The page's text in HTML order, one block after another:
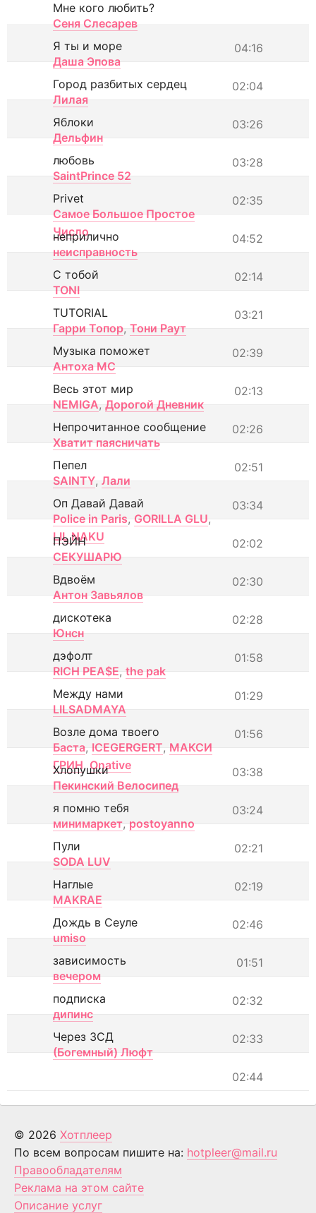
Мне кого любить?
Сеня Слесарев
04:16
Я ты и море
Даша Эпова
02:04
Город разбитых сердец
Лилая
03:26
Яблоки
Дельфин
03:28
любовь
SaintPrince 52
02:35
Privet
Самое Большое Простое
Число
04:52
неприлично
неисправность
02:14
С тобой
TONI
03:21
TUTORIAL
Гарри Топор, Тони Раут
02:39
Музыка поможет
Антоха МС
02:13
Весь этот мир
NEMIGA, Дорогой Дневник
02:26
Непрочитанное сообщение
Хватит паясничать
02:51
Пепел
SAINTY, Лали
03:34
Оп Давай Давай
Police in Paris, GORILLA GLU,
LIL NAKU
02:02
ПЭЙН
СЕКУШАРЮ
02:30
Вдвоём
Антон Завьялов
02:28
дискотека
Юнсн
01:58
дэфолт
RICH PEA$E, the pak
01:29
Между нами
LILSADMAYA
01:56
Возле дома твоего
Баста, ICEGERGERT, МАКСИ
ГРИН, Onative 03:38
Хлопушки
Пекинский Велосипед
03:24
я помню тебя
минимаркет, postoyanno
02:21
Пули
SODA LUV
02:19
Наглые
MAKRAE
02:46
Дождь в Сеуле
umiso
01:51
зависимость
вечером
02:32
подписка
дипинс
02:33
Через ЗСД
(Богемный) Люфт
02:44
© 2026 Хотплеер
По всем вопросам пишите на: hotpleer@mail.ru
Правообладателям
Реклама на этом сайте
Описание услуг